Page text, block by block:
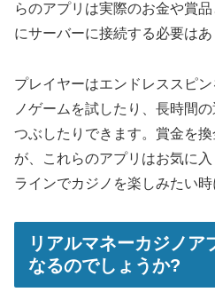
らのアプリは実際のお金や賞
にサーバーに接続する必要はあ
プレイヤーはエンドレススピ
ノゲームを試したり、長時間
つぶしたりできます。賞金を
が、これらのアプリはお気に
ラインでカジノを楽しみたい時
リアルマネーカジノア
なるのでしょうか?